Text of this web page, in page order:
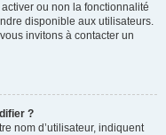
ou non la fonctionnalité
disponible aux utilisateurs.
invitons à contacter un
?
nom d’utilisateur, indiquent